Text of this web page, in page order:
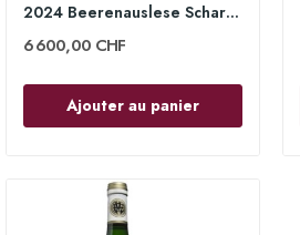
2024 Beerenauslese Scharzhofberger 75cl - Egon...
6 600,00 CHF
Ajouter au panier